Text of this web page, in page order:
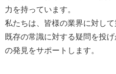
力を持っています。
私たちは、皆様の業界に対して
既存の常識に対する疑問を投
の発見をサポートします。